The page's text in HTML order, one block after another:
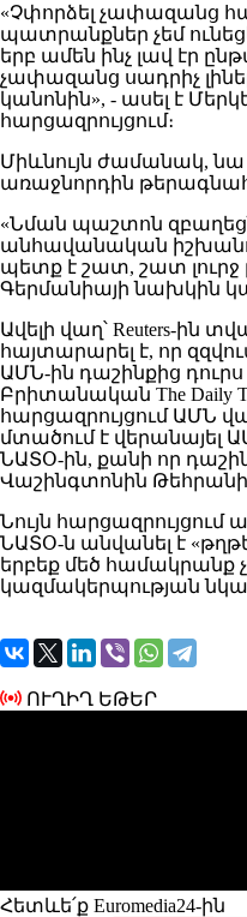
«Չփորձել չափազանց
պատրանքներ չեմ
երբ ամեն ինչ լավ էր
չափազանց սադրիչ
կանոնին», - ասել է
հարցազրույցում։
Միևնույն ժամանակ, նա
առաջնորդին
«Նման պաշտոն
անհավանական
պետք է շատ, շատ լուրջ
Գերմանիայի նախկին
Ավելի վաղ՝ Reuters-ին
հայտարարել է, որ
ԱՄՆ-ին դաշինքից դուրս
Բրիտանական The Daily
հարցազրույցում ԱՄՆ
մտածում է վերանայել
ՆԱՏՕ-ին, քանի որ
Վաշինգտոնին
Նույն
ՆԱՏՕ-ն անվանել է
երբեք մեծ համակրանք
կազմակերպության
ՈՒՂԻՂ ԵԹԵՐ
Հետևե՛ք Euromedia24-ին